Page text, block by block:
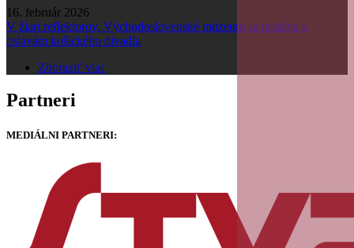
16. február 2026
V žiari reflektorov, Východoslovenské múzeum sa pridáva k
oslavám košického divadla
Zobraziť viac
Partneri
MEDIÁLNI PARTNERI: